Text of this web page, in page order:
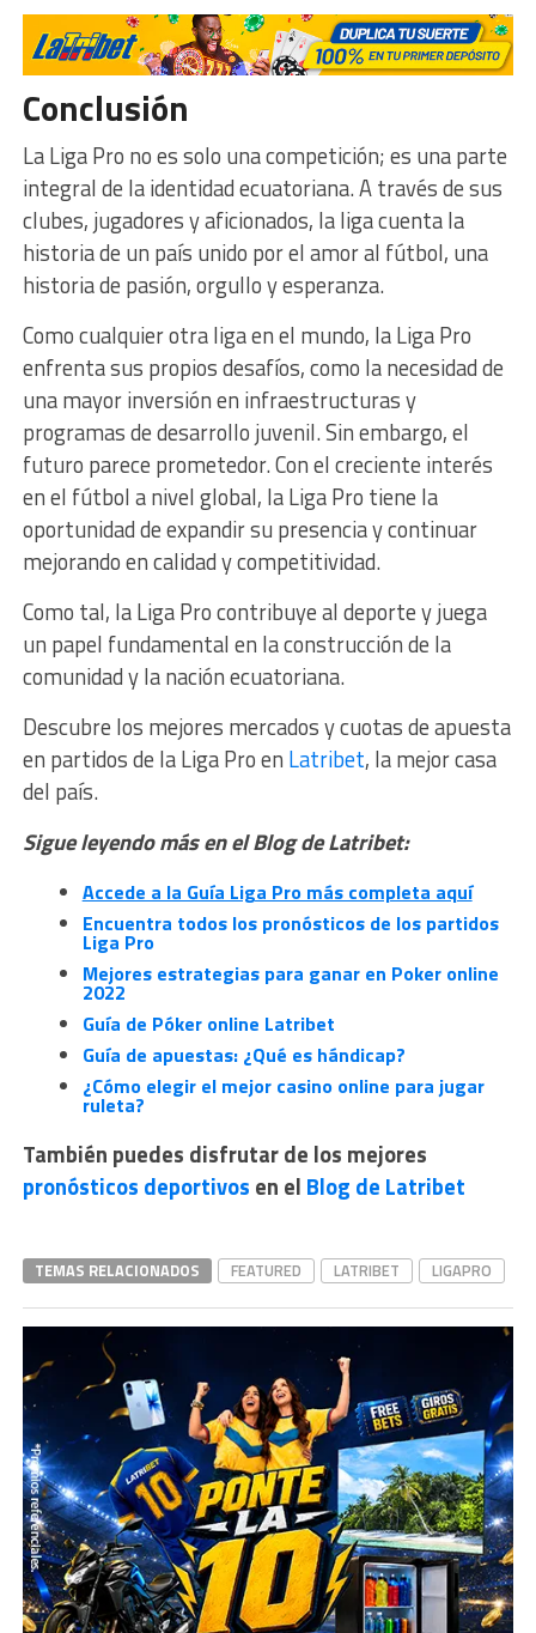
Conclusión
La Liga Pro no es solo una competición; es una parte
integral de la identidad ecuatoriana. A través de sus
clubes, jugadores y aficionados, la liga cuenta la
historia de un país unido por el amor al fútbol, una
historia de pasión, orgullo y esperanza.
Como cualquier otra liga en el mundo, la Liga Pro
enfrenta sus propios desafíos, como la necesidad de
una mayor inversión en infraestructuras y
programas de desarrollo juvenil. Sin embargo, el
futuro parece prometedor. Con el creciente interés
en el fútbol a nivel global, la Liga Pro tiene la
oportunidad de expandir su presencia y continuar
mejorando en calidad y competitividad.
Como tal, la Liga Pro contribuye al deporte y juega
un papel fundamental en la construcción de la
comunidad y la nación ecuatoriana.
Descubre los mejores mercados y cuotas de apuesta
en partidos de la Liga Pro en Latribet, la mejor casa
del país.
Sigue leyendo más en el Blog de Latribet:
Accede a la Guía Liga Pro más completa aquí
Encuentra todos los pronósticos de los partidos
Liga Pro
Mejores estrategias para ganar en Poker online
2022
Guía de Póker online Latribet
Guía de apuestas: ¿Qué es hándicap?
¿Cómo elegir el mejor casino online para jugar
ruleta?
También puedes disfrutar de los mejores
pronósticos deportivos en el Blog de Latribet
TEMAS RELACIONADOS FEATURED LATRIBET LIGAPRO